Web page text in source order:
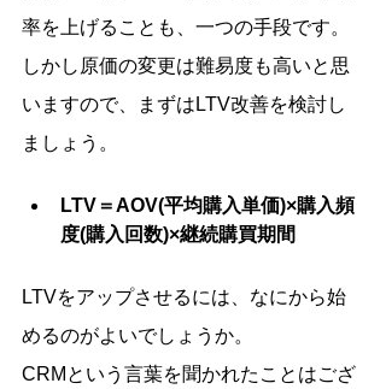
率を上げることも、一つの手段です。
しかし原価の変更は難易度も高いと思
いますので、まずはLTV改善を検討し
ましょう。
LTV＝AOV(平均購入単価)×購入頻
度(購入回数)×継続購買期間
LTVをアップさせるには、なにから始
めるのがよいでしょうか。
CRMという言葉を聞かれたことはござ